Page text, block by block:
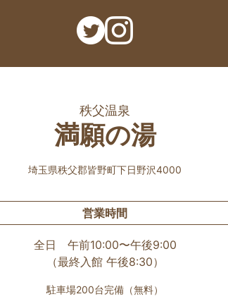
秩父温泉
満願の湯
埼玉県秩父郡皆野町下日野沢4000
営業時間
全日 午前10:00〜午後9:00
（最終入館 午後8:30）
駐車場200台完備（無料）